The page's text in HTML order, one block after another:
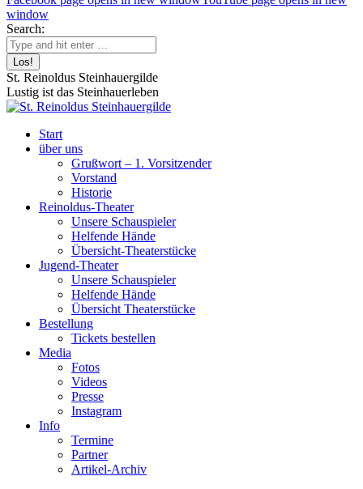
window
Search:
St. Reinoldus Steinhauergilde
Lustig ist das Steinhauerleben
Start
über uns
Grußwort – 1. Vorsitzender
Vorstand
Historie
Reinoldus-Theater
Unsere Schauspieler
Helfende Hände
Übersicht-Theaterstücke
Jugend-Theater
Unsere Schauspieler
Helfende Hände
Übersicht Theaterstücke
Bestellung
Tickets bestellen
Media
Fotos
Videos
Presse
Instagram
Info
Termine
Partner
Artikel-Archiv